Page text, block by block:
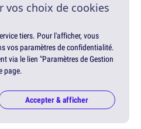
vos choix de cookies
tiers. Pour l'afficher, vous
vos paramètres de confidentialité.
via le lien "Paramètres de Gestion
page.
Accepter & afficher